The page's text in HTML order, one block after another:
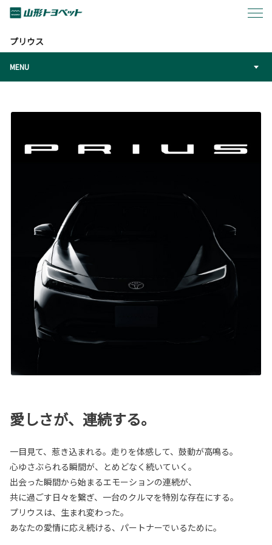
トップページ カーラインアップ
プリウス
MENU
愛しさが、連続する。
一目見て、惹き込まれる。走りを体感して、鼓動が高鳴る。
心ゆさぶられる瞬間が、とめどなく続いていく。
出会った瞬間から始まるエモーションの連続が、
共に過ごす日々を繋ぎ、一台のクルマを特別な存在にする。
プリウスは、生まれ変わった。
あなたの愛情に応え続ける、パートナーでいるために。